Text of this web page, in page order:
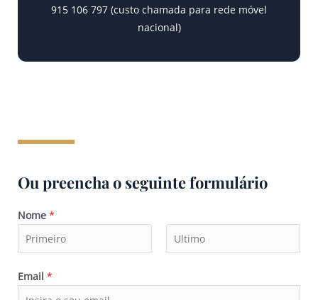
915 106 797 (custo chamada para rede móvel
nacional)
Ou preencha o seguinte formulário
Nome *
Email *